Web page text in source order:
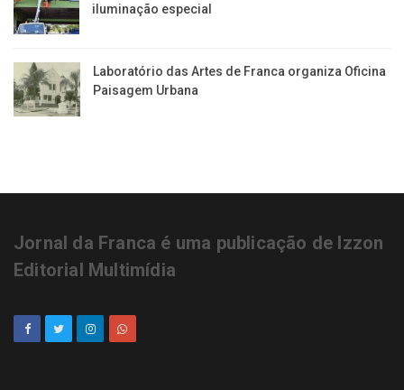
iluminação especial
Laboratório das Artes de Franca organiza Oficina
Paisagem Urbana
Jornal da Franca é uma publicação de Izzon
Editorial Multimídia